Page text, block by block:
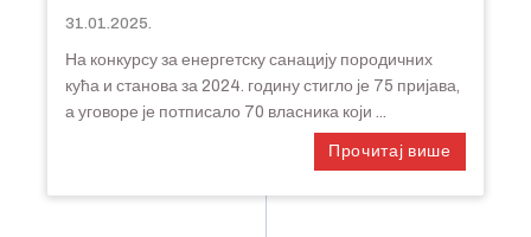
31.01.2025.
На конкурсу за енергетску санацију породичних
кућа и станова за 2024. годину стигло је 75 пријава,
а уговоре је потписало 70 власника који ...
Прочитај више